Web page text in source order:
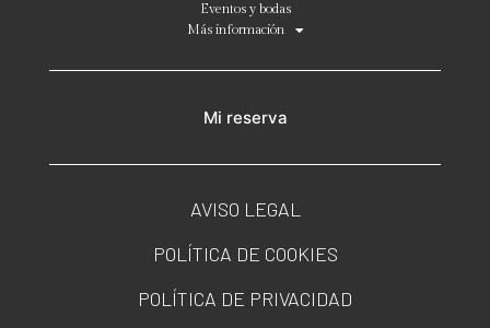
Eventos y bodas
Más información
Mi reserva
AVISO LEGAL
POLÍTICA DE COOKIES
POLÍTICA DE PRIVACIDAD